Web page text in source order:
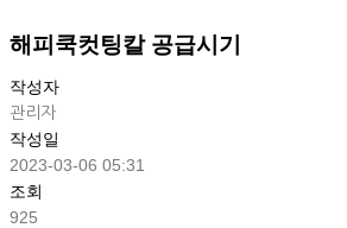
해피쿡컷팅칼 공급시기
작성자
관리자
작성일
2023-03-06 05:31
조회
925